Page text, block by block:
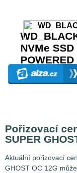
Pořizovací
SUPER
Aktuální pořizovací
GHOST OC 12G